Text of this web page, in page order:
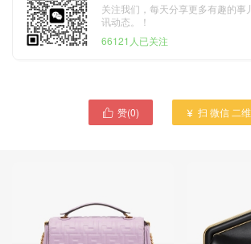
关注我们，每天分享更多有趣的事
讯动态。！
66121人已关注
 赞(0)  扫 微信 二